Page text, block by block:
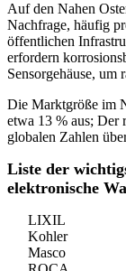
Auf den Nahen
Nachfrage, häufig
öffentlichen
erfordern
Sensorgehäuse, um
Die Marktgröße im
etwa 13 % aus; Der
globalen Zahlen
Liste der
elektronische
LIXIL
Kohler
Masco